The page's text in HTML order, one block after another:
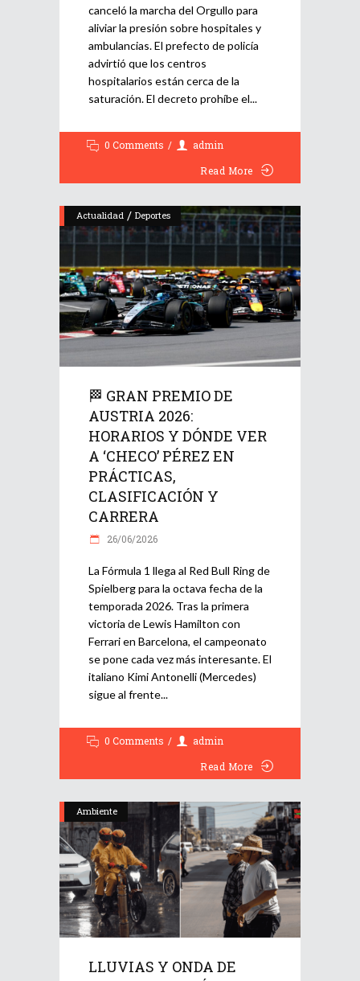
canceló la marcha del Orgullo para
aliviar la presión sobre hospitales y
ambulancias. El prefecto de policía
advirtió que los centros
hospitalarios están cerca de la
saturación. El decreto prohíbe el
0 Comments
admin
Read More
Actualidad / Deportes
🏁 GRAN PREMIO DE
AUSTRIA 2026:
HORARIOS Y DÓNDE VER
A ‘CHECO’ PÉREZ EN
PRÁCTICAS,
CLASIFICACIÓN Y
CARRERA
26/06/2026
La Fórmula 1 llega al Red Bull Ring de
Spielberg para la octava fecha de la
temporada 2026. Tras la primera
victoria de Lewis Hamilton con
Ferrari en Barcelona, el campeonato
se pone cada vez más interesante. El
italiano Kimi Antonelli (Mercedes)
sigue al frente
0 Comments
admin
Read More
Ambiente
LLUVIAS Y ONDA DE